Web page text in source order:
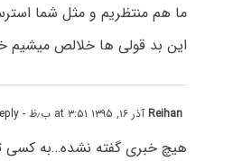
ما هم منتظریم و مثل شما
این بد قولی ها خلالص میشیم
Reihanآذر ۱۶, ۱۳۹۵ at ۳:۵۱ ب٫ظ - Reply
هیچ خبری گفته نشده…به کسی